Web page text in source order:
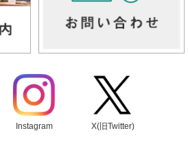
Instagram X(旧Twitter)